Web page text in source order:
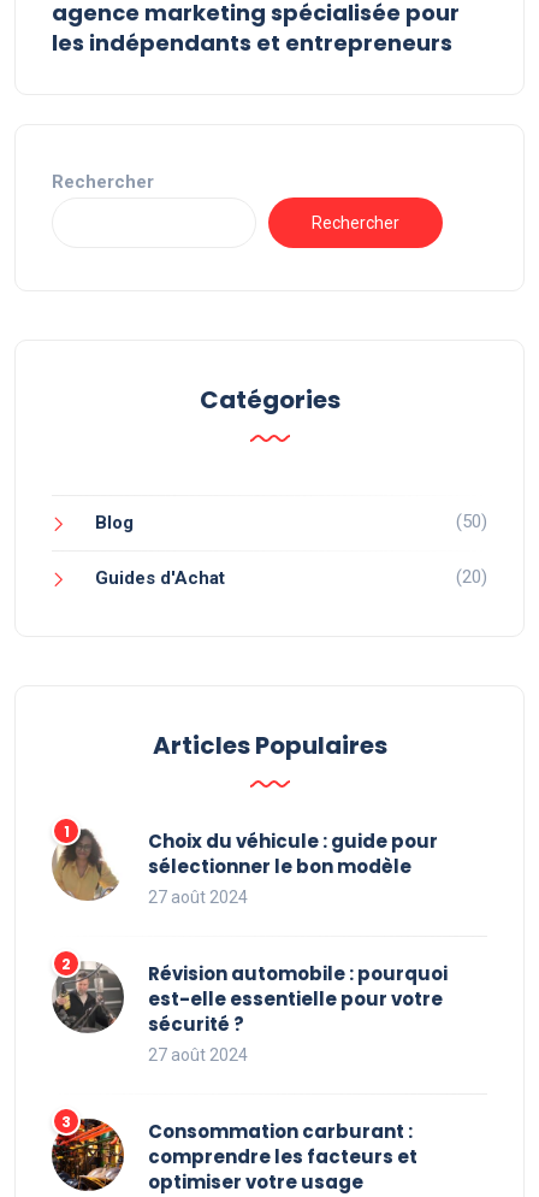
agence marketing spécialisée pour
les indépendants et entrepreneurs
Rechercher
Rechercher
Catégories
Blog (50)
Guides d'Achat (20)
Articles Populaires
Choix du véhicule : guide pour
sélectionner le bon modèle
27 août 2024
Révision automobile : pourquoi
est-elle essentielle pour votre
sécurité ?
27 août 2024
Consommation carburant :
comprendre les facteurs et
optimiser votre usage